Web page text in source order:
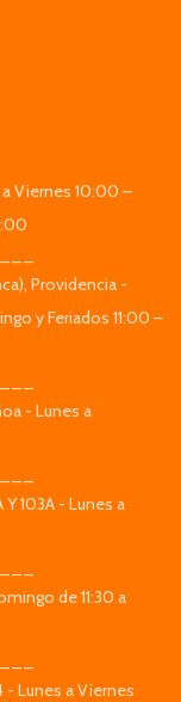
Viernes 10:00 –
Providencia -
y Feriados 11:00 –
- Lunes a
103A - Lunes a
de 11:30 a
- Lunes a Viernes